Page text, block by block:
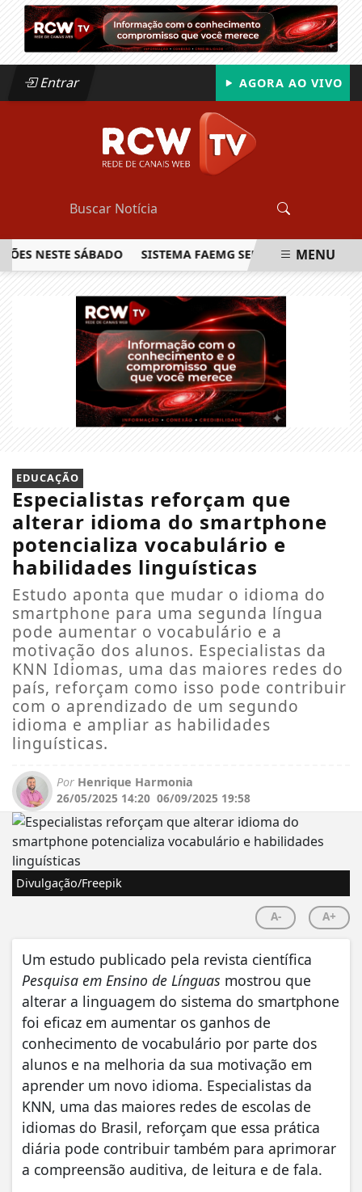
Entrar AGORA AO VIVO
SÁBADO SISTEMA FAEMG SENAR LANÇA OMENU
EDUCAÇÃO
Especialistas reforçam que
alterar idioma do smartphone
potencializa vocabulário e
habilidades linguísticas
Estudo aponta que mudar o idioma do
smartphone para uma segunda língua
pode aumentar o vocabulário e a
motivação dos alunos. Especialistas da
KNN Idiomas, uma das maiores redes do
país, reforçam como isso pode contribuir
com o aprendizado de um segundo
idioma e ampliar as habilidades
linguísticas.
Por Henrique Harmonia
26/05/2025 14:20 06/09/2025 19:58
Divulgação/Freepik
A- A+
Um estudo publicado pela revista científica
Pesquisa em Ensino de Línguas mostrou que
alterar a linguagem do sistema do smartphone
foi eficaz em aumentar os ganhos de
conhecimento de vocabulário por parte dos
alunos e na melhoria da sua motivação em
aprender um novo idioma. Especialistas da
KNN, uma das maiores redes de escolas de
idiomas do Brasil, reforçam que essa prática
diária pode contribuir também para aprimorar
a compreensão auditiva, de leitura e de fala.